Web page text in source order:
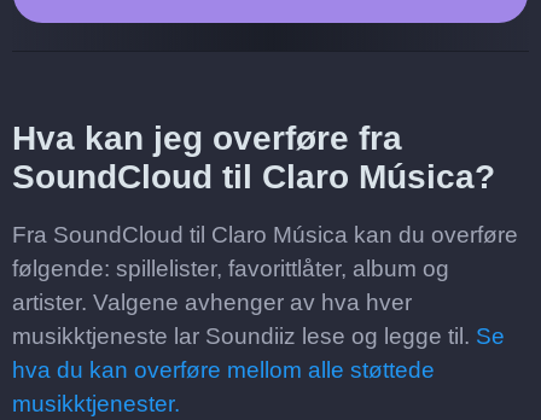
Hva kan jeg overføre fra
SoundCloud til Claro Música?
Fra SoundCloud til Claro Música kan du overføre
følgende: spillelister, favorittlåter, album og
artister. Valgene avhenger av hva hver
musikktjeneste lar Soundiiz lese og legge til. Se
hva du kan overføre mellom alle støttede
musikktjenester.